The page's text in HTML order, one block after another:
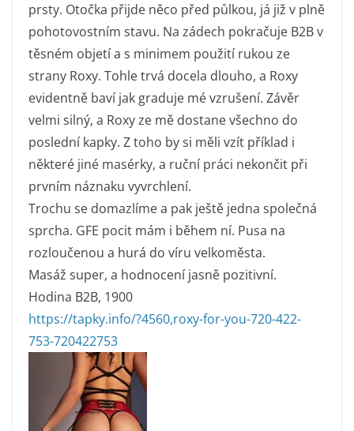
prsty. Otočka přijde něco před půlkou, já již v plně
pohotovostním stavu. Na zádech pokračuje B2B v
těsném objetí a s minimem použití rukou ze
strany Roxy. Tohle trvá docela dlouho, a Roxy
evidentně baví jak graduje mé vzrušení. Závěr
velmi silný, a Roxy ze mě dostane všechno do
poslední kapky. Z toho by si měli vzít příklad i
některé jiné masérky, a ruční práci nekončit při
prvním náznaku vyvrchlení.
Trochu se domazlíme a pak ještě jedna společná
sprcha. GFE pocit mám i během ní. Pusa na
rozloučenou a hurá do víru velkoměsta.
Masáž super, a hodnocení jasně pozitivní.
Hodina B2B, 1900
https://tapky.info/?4560,roxy-for-you-720-422-
753-720422753